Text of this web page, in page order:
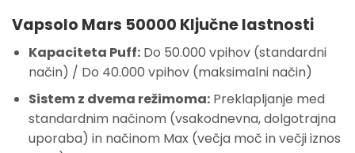
Vapsolo Mars 50000 Ključne lastnosti
Kapaciteta Puff:Do 50.000 vpihov (standardni
način) / Do 40.000 vpihov (maksimalni način)
Sistem z dvema režimoma:Preklapljanje med
standardnim načinom (vsakodnevna, dolgotrajna
uporaba) in načinom Max (večja moč in večji iznos